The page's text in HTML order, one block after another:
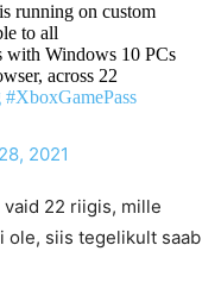
running on custom
to all
with Windows 10 PCs
across 22
#XboxGamePass
2021
22 riigis, mille
ole, siis tegelikult saab